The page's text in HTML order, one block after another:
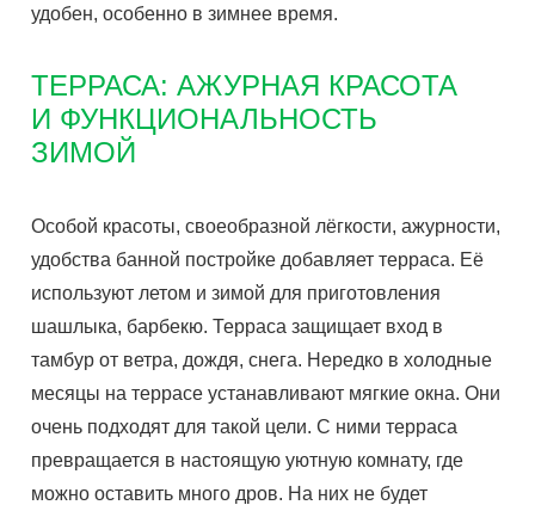
удобен, особенно в зимнее время.
ТЕРРАСА: АЖУРНАЯ КРАСОТА
И ФУНКЦИОНАЛЬНОСТЬ
ЗИМОЙ
Особой красоты, своеобразной лёгкости, ажурности,
удобства банной постройке добавляет терраса. Её
используют летом и зимой для приготовления
шашлыка, барбекю. Терраса защищает вход в
тамбур от ветра, дождя, снега. Нередко в холодные
месяцы на террасе устанавливают мягкие окна. Они
очень подходят для такой цели. С ними терраса
превращается в настоящую уютную комнату, где
можно оставить много дров. На них не будет